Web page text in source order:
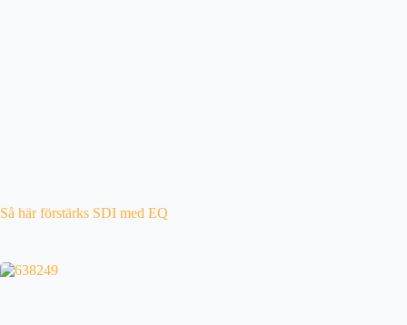
Så här förstärks SDI med EQ